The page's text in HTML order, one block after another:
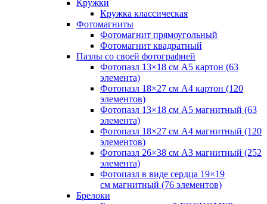
Кружки
Кружка классическая
Фотомагниты
Фотомагнит прямоугольный
Фотомагнит квадратный
Пазлы со своей фотографией
Фотопазл 13×18 см А5 картон (63
элемента)
Фотопазл 18×27 см А4 картон (120
элементов)
Фотопазл 13×18 см А5 магнитный (63
элемента)
Фотопазл 18×27 см А4 магнитный (120
элементов)
Фотопазл 26×38 см А3 магнитный (252
элемента)
Фотопазл в виде сердца 19×19
см магнитный (76 элементов)
Брелоки